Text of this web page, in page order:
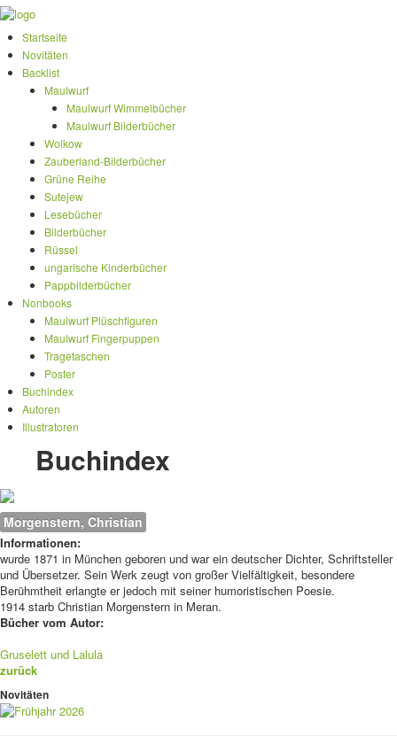
Startseite
Novitäten
Backlist
Maulwurf
Maulwurf Wimmelbücher
Maulwurf Bilderbücher
Wolkow
Zauberland-Bilderbücher
Grüne Reihe
Sutejew
Lesebücher
Bilderbücher
Rüssel
ungarische Kinderbücher
Pappbilderbücher
Nonbooks
Maulwurf Plüschfiguren
Maulwurf Fingerpuppen
Tragetaschen
Poster
Buchindex
Autoren
Illustratoren
Buchindex
Morgenstern, Christian
Informationen:
wurde 1871 in München geboren und war ein deutscher Dichter, Schriftsteller
und Übersetzer. Sein Werk zeugt von großer Vielfältigkeit, besondere
Berühmtheit erlangte er jedoch mit seiner humoristischen Poesie.
1914 starb Christian Morgenstern in Meran.
Bücher vom Autor:
Gruselett und Lalula
zurück
Novitäten